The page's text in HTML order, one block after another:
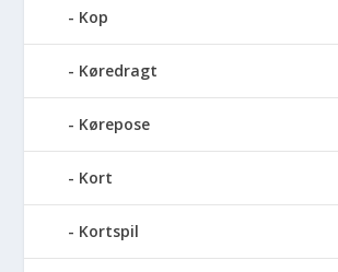
Kop
Køredragt
Kørepose
Kort
Kortspil